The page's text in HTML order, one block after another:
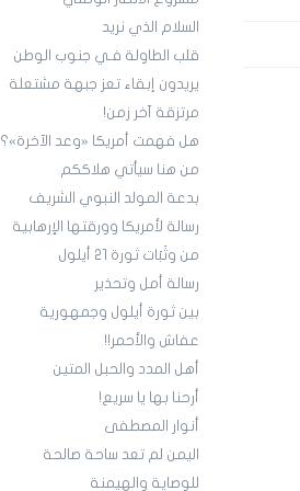
السلام الذي نريد
قلب الطاولة فـي جنوب الوطن
يريدون إبقاء تعز جبهة مشتعلة
مرتزقة آخر زمن!
هل فهمت أمريكا «وعد الآخرة»؟
من هنا سيأتي هلاككم
بدعة المولد النبوي الشريف
رسالة لأمريكا وورقتها الإرهابية
من وثَبَات ثورة 21 أيلول
رسالة أمل وتحذير
بين ثورة أيلول وجمهورية
عفاش والأحمر!!
أهل المدد والحبل المتين
أرحنا بها يا سريع!
أنوار المصطفى
اليمن لم تعد ساحة صالحة
للوصاية والهيمنة